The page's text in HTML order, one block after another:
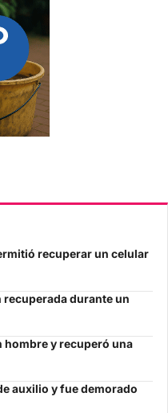
recuperar un celular
durante un
hombre y recuperó una
auxilio y fue demorado